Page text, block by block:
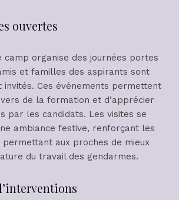
ouvertes
camp organise des journées portes
et familles des aspirants sont
invités. Ces événements permettent
de la formation et d’apprécier
par les candidats. Les visites se
ambiance festive, renforçant les
aux proches de mieux
du travail des gendarmes.